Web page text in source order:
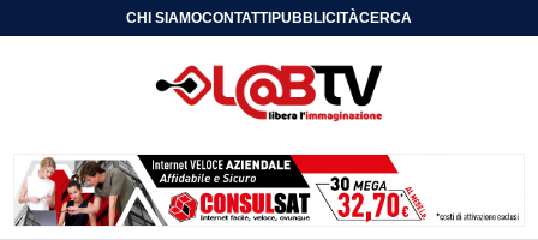
CHI SIAMOCONTATTIPUBBLICITÀCERCA